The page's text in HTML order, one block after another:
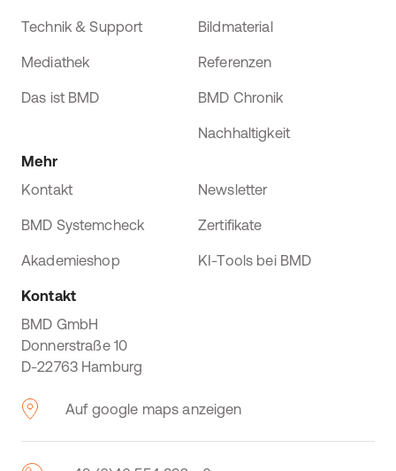
Technik & Support
Mediathek
Das ist BMD
Bildmaterial
Referenzen
BMD Chronik
Nachhaltigkeit
Mehr
Kontakt
Newsletter
BMD Systemcheck Zertifikate
Akademieshop KI-Tools bei BMD
Kontakt
BMD GmbH
Donnerstraße 10
D-22763 Hamburg
Auf google maps anzeigen